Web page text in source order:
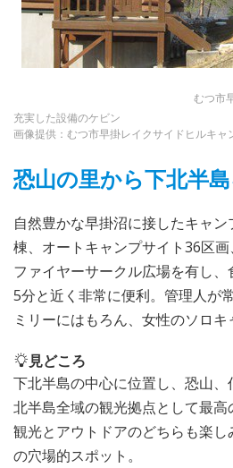
むつ市
充実した設備のケビン
画像提供：むつ市早掛レイクサイドヒルキャ
恐山の里から下北半
自然豊かな早掛沼に接したキャ
棟、オートキャンプサイト36区画
ファイヤーサークル広場を有し
5分と近く非常に便利。管理人が
ミリーにはもろん、女性のソロキ
見どころ
下北半島の中心に位置し、恐山
北半島全域の観光拠点として最高
観光とアウトドアのどちらも楽し
の穴場的スポット。